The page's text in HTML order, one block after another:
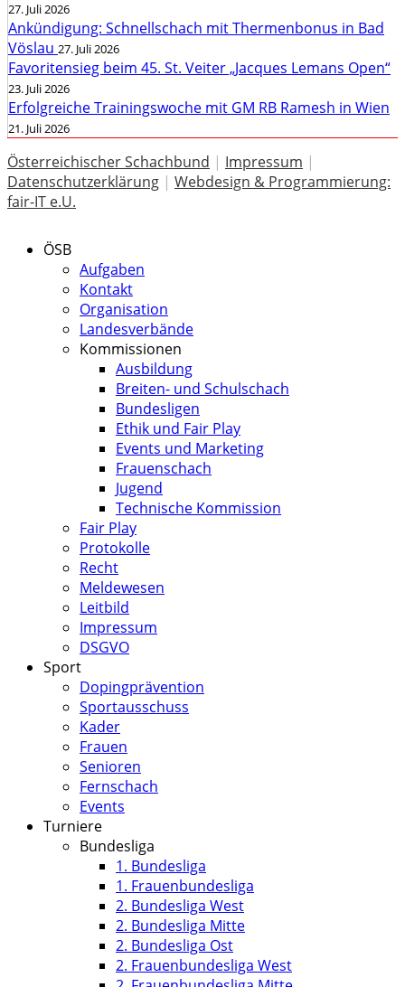
27. Juli 2026
Ankündigung: Schnellschach mit Thermenbonus in Bad
Vöslau 27. Juli 2026
Favoritensieg beim 45. St. Veiter „Jacques Lemans Open“
23. Juli 2026
Erfolgreiche Trainingswoche mit GM RB Ramesh in Wien
21. Juli 2026
Österreichischer Schachbund | Impressum |
Datenschutzerklärung | Webdesign & Programmierung:
fair-IT e.U.
ÖSB
Aufgaben
Kontakt
Organisation
Landesverbände
Kommissionen
Ausbildung
Breiten- und Schulschach
Bundesligen
Ethik und Fair Play
Events und Marketing
Frauenschach
Jugend
Technische Kommission
Fair Play
Protokolle
Recht
Meldewesen
Leitbild
Impressum
DSGVO
Sport
Dopingprävention
Sportausschuss
Kader
Frauen
Senioren
Fernschach
Events
Turniere
Bundesliga
1. Bundesliga
1. Frauenbundesliga
2. Bundesliga West
2. Bundesliga Mitte
2. Bundesliga Ost
2. Frauenbundesliga West